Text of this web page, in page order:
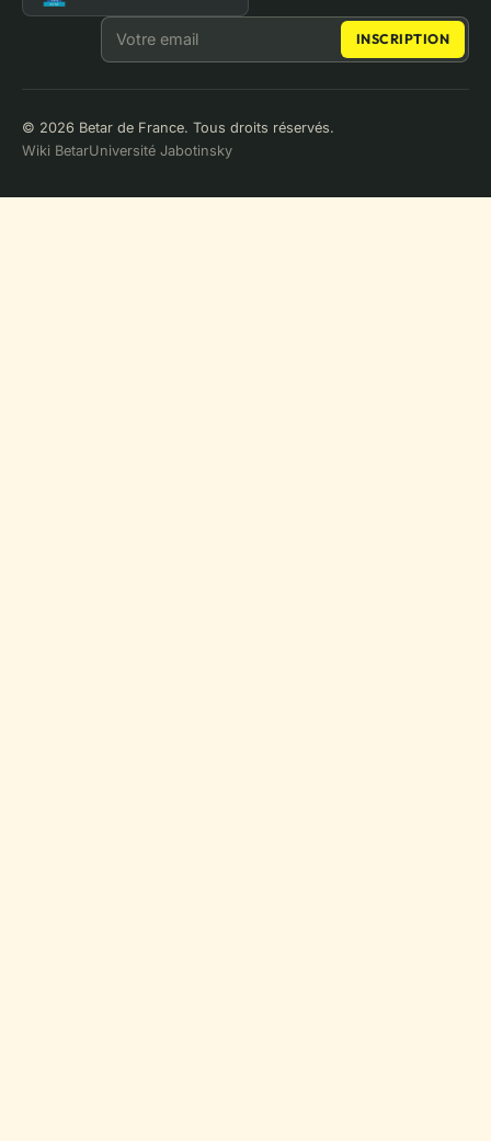
NEWSLETTER
Adresse email INSCRIPTION
© 2026 Betar de France. Tous droits réservés.
Wiki BetarUniversité Jabotinsky